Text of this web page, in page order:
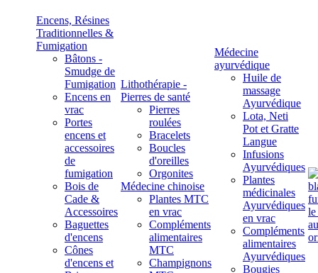
Encens, Résines
Traditionnelles &
Fumigation
Bâtons -
Smudge de
Fumigation
Encens en
vrac
Portes
encens et
accessoires
de
fumigation
Bois de
Cade &
Accessoires
Baguettes
d'encens
Cônes
d'encens et
Lithothérapie -
Pierres de santé
Pierres
roulées
Bracelets
Boucles
d'oreilles
Orgonites
Médecine chinoise
Plantes MTC
en vrac
Compléments
alimentaires
MTC
Champignons
Médecine
ayurvédique
Huile de
massage
Ayurvédique
Lota, Neti
Pot et Gratte
Langue
Infusions
Ayurvédiques
Plantes
médicinales
Ayurvédiques
en vrac
Compléments
alimentaires
Ayurvédiques
Bougies